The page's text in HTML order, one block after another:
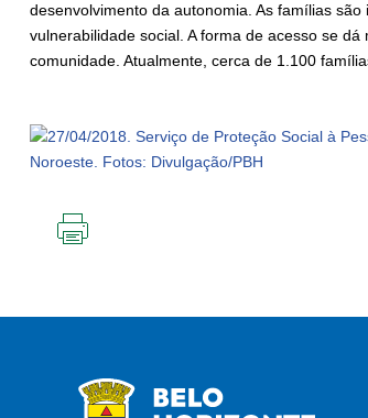
desenvolvimento da autonomia. As famílias
vulnerabilidade social. A forma de acesso se
comunidade. Atualmente, cerca de 1.100